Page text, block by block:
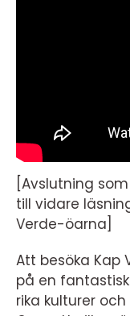
[Avslutning
till vidare
Verde-öarna]
Att besöka Kap
på en
rika kulturer